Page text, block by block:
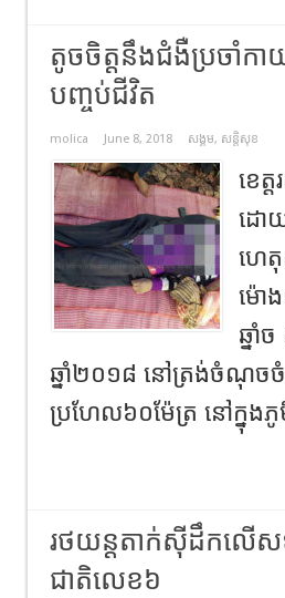
តូចចិត្តនឹងជំងឺប្រចាំកា
បញ្ចប់ជីវិត
molica June 8, 2018 សង្គម, សន្តិសុខ
ខេត្
ដោយ
ហេតុ
ម៉ោង
ឆ្នាំ
ឆ្នាំ២០១៨ នៅត្រង់ចំណុចចំ
ប្រហែល៦០ម៉ែត្រ នៅក្នុង
រថយន្តតាក់ស៊ីដឹកលើស
ជាតិលេខ៦